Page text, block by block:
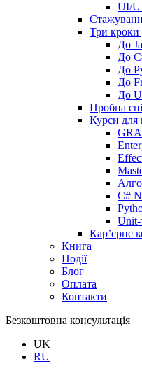
UI/
Три кроки
До
До
До
До
До
Пробна
Курси для
C#
Unit-
Кар’єрне
Книга
Події
Блог
Оплата
Контакти
Безкоштовна консультація
UK
RU